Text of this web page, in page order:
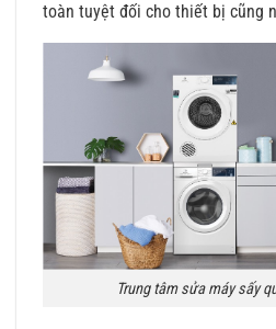
toàn tuyệt đối cho thiết bị cũng
Trung tâm sửa máy sấy